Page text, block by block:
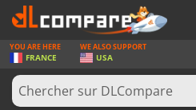
JEUX
CARTES PRÉPAYÉES
YOU ARE HERE
FRANCE
WE ALSO SUPPORT
USA